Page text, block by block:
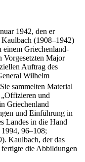
1942, den er
(1908–1942)
einem Griechenland-
Vorgesetzten Major
Auftrag des
Wilhelm
sammelten Material
und
Griechenland
und Einführung in
Landes in die Hand
96–108;
Kaulbach, der das
die Abbildungen